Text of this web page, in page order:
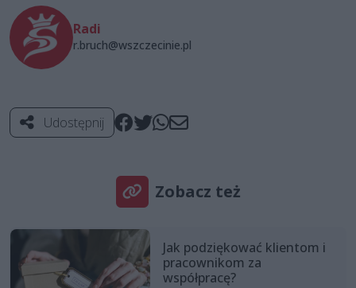
Radi
r.bruch@wszczecinie.pl
Udostępnij
Zobacz też
Jak podziękować klientom i
pracownikom za
współpracę?